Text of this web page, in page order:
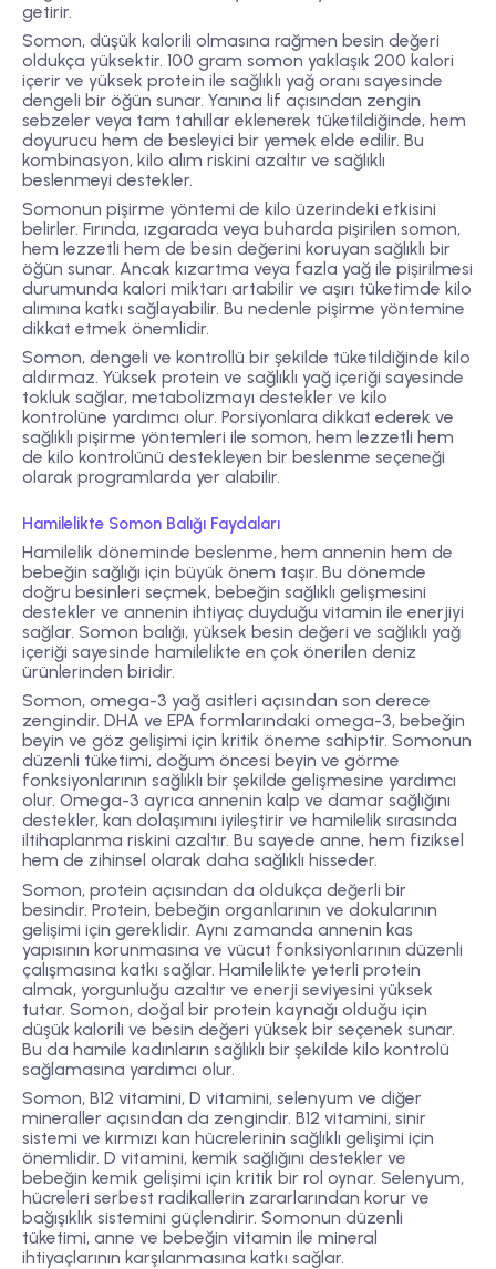
getirir.
Somon, düşük kalorili olmasına rağmen besin değeri
oldukça yüksektir. 100 gram somon yaklaşık 200 kalori
içerir ve yüksek protein ile sağlıklı yağ oranı sayesinde
dengeli bir öğün sunar. Yanına lif açısından zengin
sebzeler veya tam tahıllar eklenerek tüketildiğinde, hem
doyurucu hem de besleyici bir yemek elde edilir. Bu
kombinasyon, kilo alım riskini azaltır ve sağlıklı
beslenmeyi destekler.
Somonun pişirme yöntemi de kilo üzerindeki etkisini
belirler. Fırında, ızgarada veya buharda pişirilen somon,
hem lezzetli hem de besin değerini koruyan sağlıklı bir
öğün sunar. Ancak kızartma veya fazla yağ ile pişirilmesi
durumunda kalori miktarı artabilir ve aşırı tüketimde kilo
alımına katkı sağlayabilir. Bu nedenle pişirme yöntemine
dikkat etmek önemlidir.
Somon, dengeli ve kontrollü bir şekilde tüketildiğinde kilo
aldırmaz. Yüksek protein ve sağlıklı yağ içeriği sayesinde
tokluk sağlar, metabolizmayı destekler ve kilo
kontrolüne yardımcı olur. Porsiyonlara dikkat ederek ve
sağlıklı pişirme yöntemleri ile somon, hem lezzetli hem
de kilo kontrolünü destekleyen bir beslenme seçeneği
olarak programlarda yer alabilir.
Hamilelikte Somon Balığı Faydaları
Hamilelik döneminde beslenme, hem annenin hem de
bebeğin sağlığı için büyük önem taşır. Bu dönemde
doğru besinleri seçmek, bebeğin sağlıklı gelişmesini
destekler ve annenin ihtiyaç duyduğu vitamin ile enerjiyi
sağlar. Somon balığı, yüksek besin değeri ve sağlıklı yağ
içeriği sayesinde hamilelikte en çok önerilen deniz
ürünlerinden biridir.
Somon, omega-3 yağ asitleri açısından son derece
zengindir. DHA ve EPA formlarındaki omega-3, bebeğin
beyin ve göz gelişimi için kritik öneme sahiptir. Somonun
düzenli tüketimi, doğum öncesi beyin ve görme
fonksiyonlarının sağlıklı bir şekilde gelişmesine yardımcı
olur. Omega-3 ayrıca annenin kalp ve damar sağlığını
destekler, kan dolaşımını iyileştirir ve hamilelik sırasında
iltihaplanma riskini azaltır. Bu sayede anne, hem fiziksel
hem de zihinsel olarak daha sağlıklı hisseder.
Somon, protein açısından da oldukça değerli bir
besindir. Protein, bebeğin organlarının ve dokularının
gelişimi için gereklidir. Aynı zamanda annenin kas
yapısının korunmasına ve vücut fonksiyonlarının düzenli
çalışmasına katkı sağlar. Hamilelikte yeterli protein
almak, yorgunluğu azaltır ve enerji seviyesini yüksek
tutar. Somon, doğal bir protein kaynağı olduğu için
düşük kalorili ve besin değeri yüksek bir seçenek sunar.
Bu da hamile kadınların sağlıklı bir şekilde kilo kontrolü
sağlamasına yardımcı olur.
Somon, B12 vitamini, D vitamini, selenyum ve diğer
mineraller açısından da zengindir. B12 vitamini, sinir
sistemi ve kırmızı kan hücrelerinin sağlıklı gelişimi için
önemlidir. D vitamini, kemik sağlığını destekler ve
bebeğin kemik gelişimi için kritik bir rol oynar. Selenyum,
hücreleri serbest radikallerin zararlarından korur ve
bağışıklık sistemini güçlendirir. Somonun düzenli
tüketimi, anne ve bebeğin vitamin ile mineral
ihtiyaçlarının karşılanmasına katkı sağlar.